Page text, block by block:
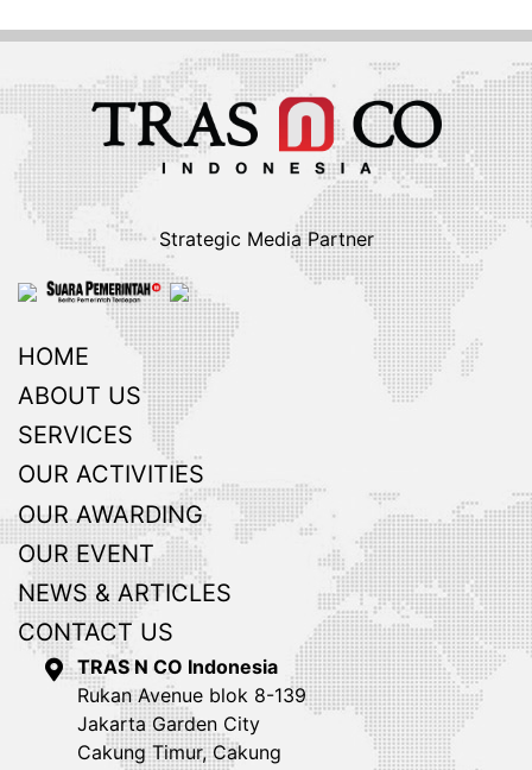
Strategic Media Partner
HOME
ABOUT US
SERVICES
OUR ACTIVITIES
OUR AWARDING
OUR EVENT
NEWS & ARTICLES
CONTACT US
TRAS N CO Indonesia
Rukan Avenue blok 8-139
Jakarta Garden City
Cakung Timur, Cakung